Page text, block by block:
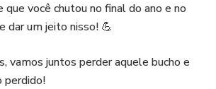
que você chutou no final do ano e no
dar um jeito nisso! 💪
vamos juntos perder aquele bucho e
perdido!